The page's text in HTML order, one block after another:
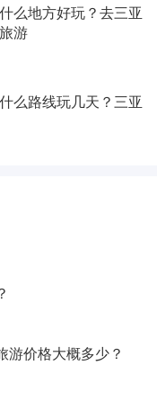
么地方好玩？去三亚
游
么路线玩几天？三亚
游价格大概多少？